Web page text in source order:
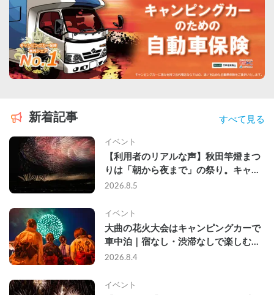
新着記事 すべて見る
イベント
【利用者のリアルな声】秋田竿燈まつ
りは「朝から夜まで」の祭り。キャン
ピングカーで行った2組の記録
2026.8.5
イベント
大曲の花火大会はキャンピングカーで
車中泊｜宿なし・渋滞なしで楽しむ
2026年完全ガイド
2026.8.4
イベント